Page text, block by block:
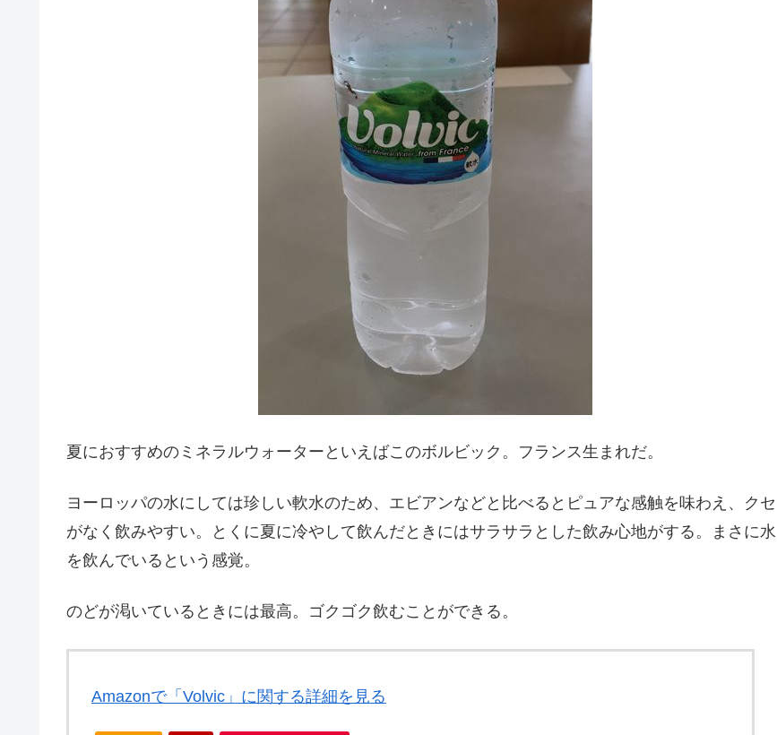
夏におすすめのミネラルウォーターといえばこのボルビック。フランス生まれだ。
ヨーロッパの水にしては珍しい軟水のため、エビアンなどと比べるとピュアな感触を味わえ、クセ
がなく飲みやすい。とくに夏に冷やして飲んだときにはサラサラとした飲み心地がする。まさに水
を飲んでいるという感覚。
のどが渇いているときには最高。ゴクゴク飲むことができる。
Amazonで「Volvic」に関する詳細を見る